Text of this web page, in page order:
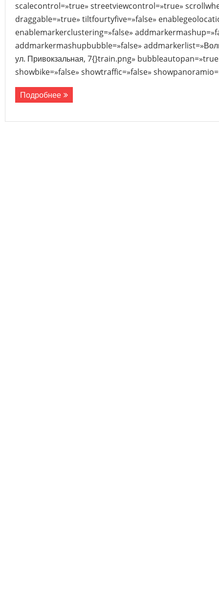
scalecontrol=»true» streetviewcontrol=»true»
draggable=»true» tiltfourtyfive=»false»
enablemarkerclustering=»false»
addmarkermashupbubble=»false»
ул. Привокзальная, 7{}train.png»
showbike=»false» showtraffic=»false»
Подробнее